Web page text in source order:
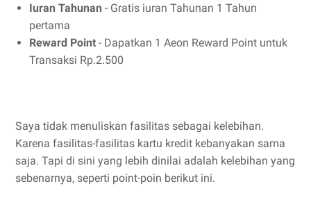
Iuran Tahunan - Gratis iuran Tahunan 1 Tahun
pertama
Reward Point - Dapatkan 1 Aeon Reward Point untuk
Transaksi Rp.2.500
Saya tidak menuliskan fasilitas sebagai kelebihan.
Karena fasilitas-fasilitas kartu kredit kebanyakan sama
saja. Tapi di sini yang lebih dinilai adalah kelebihan yang
sebenarnya, seperti point-poin berikut ini.